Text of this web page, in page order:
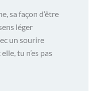
sa façon d’être
léger
un sourire
tu n’es pas